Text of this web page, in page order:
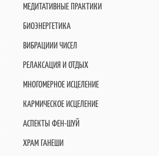
МЕДИТАТИВНЫЕ ПРАКТИКИ
БИОЭНЕРГЕТИКА
ВИБРАЦИИИ ЧИСЕЛ
РЕЛАКСАЦИЯ И ОТДЫХ
МНОГОМЕРНОЕ ИСЦЕЛЕНИЕ
КАРМИЧЕСКОЕ ИСЦЕЛЕНИЕ
АСПЕКТЫ ФЕН-ШУЙ
ХРАМ ГАНЕШИ